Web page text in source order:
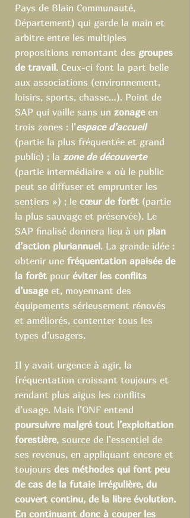
Pays de Blain Communauté,
Département) qui garde la main et
arbitre entre les multiples
propositions remontant des groupes
de travail. Ceux-ci font la part belle
aux associations (environnement,
loisirs, sports, chasse…). Point de
SAP qui vaille sans un zonageen
trois zones : l’espace d’accueil
(partie la plus fréquentée et grand
public) ; la zone de découverte
(partie intermédiaire « où le public
peut se diffuser et emprunter les
sentiers ») ; le cœur de forêt (partie
la plus sauvage et préservée). Le
SAP finalisé donnera lieu à un plan
d’action pluriannuel. La grande idée :
obtenir une fréquentation apaisée de
la forêt pour éviter les conflits
d’usageet, moyennant des
équipements sérieusement rénovés
et améliorés, contenter tous les
types d’usagers.
Il y avait urgence à agir, la
fréquentation croissant toujours et
rendant plus aigus les conflits
d’usage. Mais l’ONF entend
poursuivre malgré tout l’exploitation
forestière, source de l’essentiel de
ses revenus, en appliquant encore et
toujours des méthodes qui font peu
de cas de la futaie irrégulière, du
couvert continu, de la libre évolution.
En continuant donc à couper les